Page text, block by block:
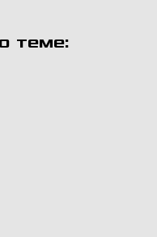
теме: